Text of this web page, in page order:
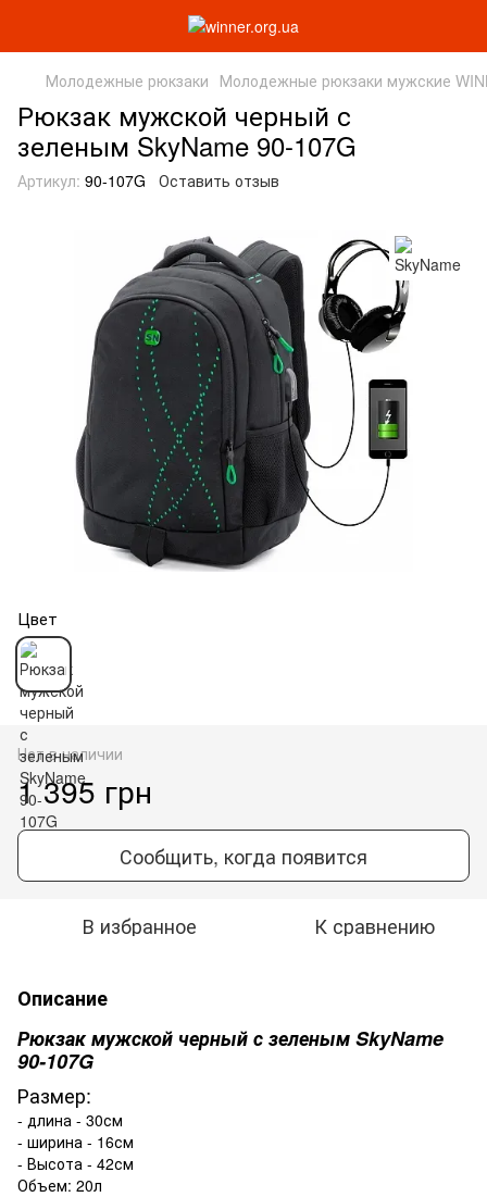
Молодежные рюкзаки Молодежные рюкзаки мужские
Рюкзак мужской черный с
зеленым SkyName 90-107G
Артикул: 90-107G Оставить отзыв
Цвет
Нет в наличии
1 395 грн
Сообщить, когда появится
В избранное К сравнению
Описание
Рюкзак мужской черный с зеленым SkyName
90-107G
Размер:
- длина - 30см
- ширина - 16см
- Высота - 42см
Объем: 20л